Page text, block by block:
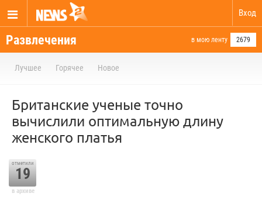
Вход
Развлечения в мою ленту 2679
Лучшее Горячее Новое
Британские ученые точно
вычислили оптимальную длину
женского платья
отметили
19
в архиве